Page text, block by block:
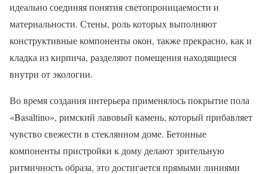
идеально соединяя понятия светопроницаемости и
материальности. Стены, роль которых выполняют
конструктивные компоненты окон, также прекрасно, как и
кладка из кирпича, разделяют помещения находящиеся
внутри от экологии.
Во время создания интерьера применялось покрытие пола
«Basaltino», римский лавовый камень, который прибавляет
чувство свежести в стеклянном доме. Бетонные
компоненты пристройки к дому делают зрительную
ритмичность образа, это достигается прямыми линиями